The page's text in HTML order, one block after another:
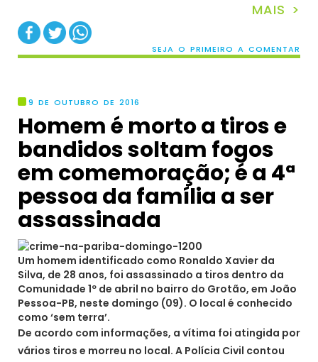
MAIS >
SEJA O PRIMEIRO A COMENTAR
9 DE OUTUBRO DE 2016
Homem é morto a tiros e
bandidos soltam fogos
em comemoração; é a 4ª
pessoa da família a ser
assassinada
Um homem identificado como Ronaldo Xavier da
Silva, de 28 anos, foi assassinado a tiros dentro da
Comunidade 1º de abril no bairro do Grotão, em João
Pessoa-PB, neste domingo (09). O local é conhecido
como ‘sem terra’.
De acordo com informações, a vítima foi atingida por
vários tiros e morreu no local. A Polícia Civil contou